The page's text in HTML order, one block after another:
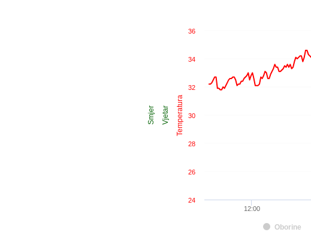
Temperatura
Vjetar
Smjer
Oborine
12:00
24
26
28
30
32
34
36